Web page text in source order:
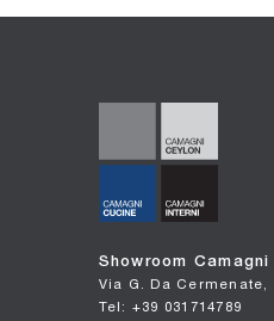
Showroom Camagni
Via G. Da Cermenate,
Tel: +39 031714789